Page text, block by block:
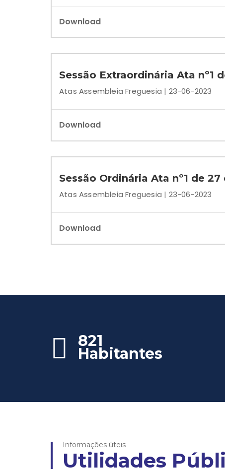
Download
Sessão Extraordinária Ata nº1
Atas Assembleia Freguesia | 23-06-2023
Download
Sessão Ordinária Ata nº1 de
Atas Assembleia Freguesia | 23-06-2023
Download
821
Habitantes
Informações úteis
Utilidades